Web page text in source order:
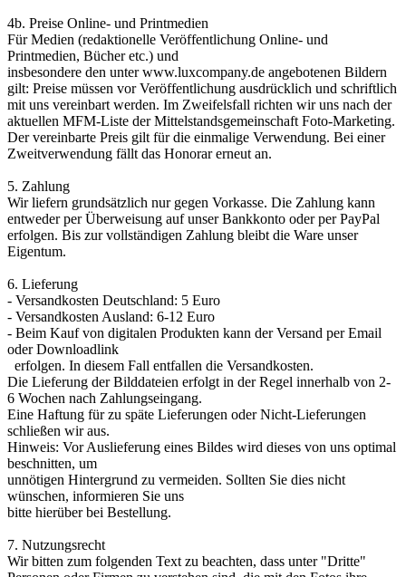
4b. Preise Online- und Printmedien
Für Medien (redaktionelle Veröffentlichung Online- und
Printmedien, Bücher etc.) und
insbesondere den unter www.luxcompany.de angebotenen Bildern
gilt: Preise müssen vor Veröffentlichung ausdrücklich und schriftlich
mit uns vereinbart werden. Im Zweifelsfall richten wir uns nach der
aktuellen MFM-Liste der Mittelstandsgemeinschaft Foto-Marketing.
Der vereinbarte Preis gilt für die einmalige Verwendung. Bei einer
Zweitverwendung fällt das Honorar erneut an.
5. Zahlung
Wir liefern grundsätzlich nur gegen Vorkasse. Die Zahlung kann
entweder per Überweisung auf unser Bankkonto oder per PayPal
erfolgen. Bis zur vollständigen Zahlung bleibt die Ware unser
Eigentum.
6. Lieferung
- Versandkosten Deutschland: 5 Euro
- Versandkosten Ausland: 6-12 Euro
- Beim Kauf von digitalen Produkten kann der Versand per Email
oder Downloadlink
erfolgen. In diesem Fall entfallen die Versandkosten.
Die Lieferung der Bilddateien erfolgt in der Regel innerhalb von 2-
6 Wochen nach Zahlungseingang.
Eine Haftung für zu späte Lieferungen oder Nicht-Lieferungen
schließen wir aus.
Hinweis: Vor Auslieferung eines Bildes wird dieses von uns optimal
beschnitten, um
unnötigen Hintergrund zu vermeiden. Sollten Sie dies nicht
wünschen, informieren Sie uns
bitte hierüber bei Bestellung.
7. Nutzungsrecht
Wir bitten zum folgenden Text zu beachten, dass unter "Dritte"